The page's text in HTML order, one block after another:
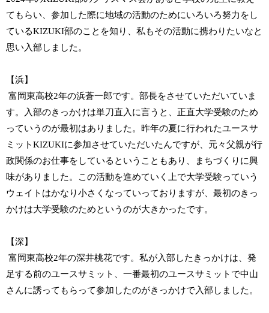
てもらい、参加した際に地域の活動のためにいろいろ努力をし
ているKIZUKI部のことを知り、私もその活動に携わりたいなと
思い入部しました。
【浜】
富岡東高校2年の浜蒼一郎です。部長をさせていただいていま
す。入部のきっかけは単刀直入に言うと、正直大学受験のため
っていうのが最初はありました。昨年の夏に行われたユースサ
ミットKIZUKIに参加させていただいたんですが、元々父親が行
政関係のお仕事をしているということもあり、まちづくりに興
味がありました。この活動を進めていく上で大学受験っていう
ウェイトはかなり小さくなっていっておりますが、最初のきっ
かけは大学受験のためというのが大きかったです。
【深】
富岡東高校2年の深井桃花です。私が入部したきっかけは、発
足する前のユースサミット、一番最初のユースサミットで中山
さんに誘ってもらって参加したのがきっかけで入部しました。